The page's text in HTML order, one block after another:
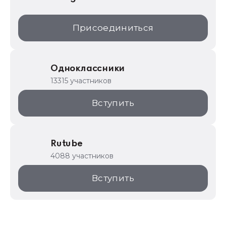
Присоединиться
Одноклассники
13315 участников
Вступить
Rutube
4088 участников
Вступить